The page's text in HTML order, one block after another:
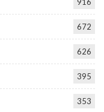
672
626
395
353